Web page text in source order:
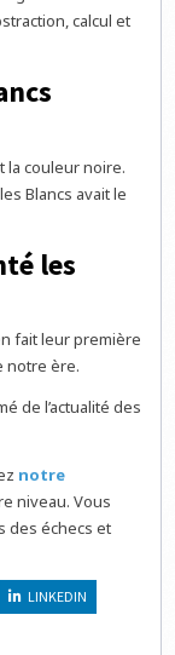
calcul et
la couleur noire.
Blancs avait le
les
fait leur première
notre ère.
de l’actualité des
notre
niveau. Vous
des échecs et
LINKEDIN